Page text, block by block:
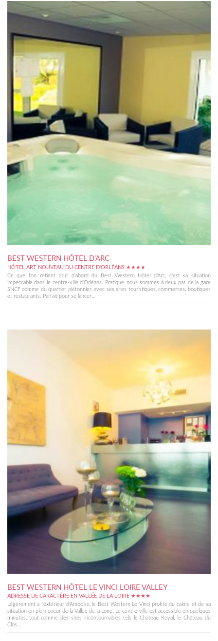
BEST WESTERN HÔTEL D’ARC
HÔTEL ART NOUVEAU DU CENTRE D'ORLÉANS ★★★★
Ce que l'on retient tout d'abord du Best Western Hôtel d'Arc, c'est sa situation
impeccable dans le centre-ville d'Orléans. Pratique, nous sommes à deux pas de la gare
SNCF comme du quartier piétonnier, avec ses sites touristiques, commerces, boutiques
et restaurants. Parfait pour se lancer...
BEST WESTERN HÔTEL LE VINCI LOIRE VALLEY
ADRESSE DE CARACTÈRE EN VALLÉE DE LA LOIRE ★★★★
Légèrement à l'extérieur d'Amboise, le Best Western Le Vinci profite du calme et de sa
situation en plein coeur de la Vallée de la Loire. Le centre-ville est accessible en quelques
minutes, tout comme des sites incontournables tels le Château Royal, le Château du
Clos...